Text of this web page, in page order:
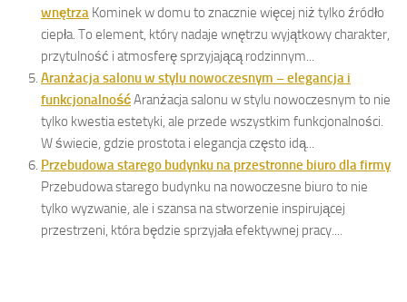
wnętrza Kominek w domu to znacznie więcej niż tylko źródło
ciepła. To element, który nadaje wnętrzu wyjątkowy charakter,
przytulność i atmosferę sprzyjającą rodzinnym...
Aranżacja salonu w stylu nowoczesnym – elegancja i
funkcjonalnośćAranżacja salonu w stylu nowoczesnym to nie
tylko kwestia estetyki, ale przede wszystkim funkcjonalności.
W świecie, gdzie prostota i elegancja często idą...
Przebudowa starego budynku na przestronne biuro dla firmy
Przebudowa starego budynku na nowoczesne biuro to nie
tylko wyzwanie, ale i szansa na stworzenie inspirującej
przestrzeni, która będzie sprzyjała efektywnej pracy....